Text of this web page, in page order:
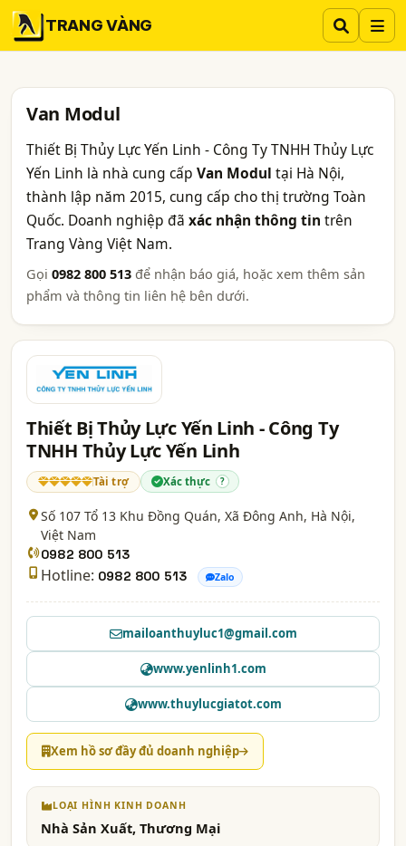
TRANG VÀNG
Van Modul
Thiết Bị Thủy Lực Yến Linh - Công Ty TNHH Thủy Lực
Yến Linh là nhà cung cấp Van Modul tại Hà Nội,
thành lập năm 2015, cung cấp cho thị trường Toàn
Quốc. Doanh nghiệp đã xác nhận thông tin trên
Trang Vàng Việt Nam.
Gọi 0982 800 513 để nhận báo giá, hoặc xem thêm sản
phẩm và thông tin liên hệ bên dưới.
Thiết Bị Thủy Lực Yến Linh - Công Ty
TNHH Thủy Lực Yến Linh
Tài trợ Xác thực ?
Số 107 Tổ 13 Khu Đồng Quán, Xã Đông Anh, Hà Nội,
Việt Nam
0982 800 513
Hotline: 0982 800 513 Zalo
mailoanthuyluc1@gmail.com
www.yenlinh1.com
www.thuylucgiatot.com
Xem hồ sơ đầy đủ doanh nghiệp
LOẠI HÌNH KINH DOANH
Nhà Sản Xuất, Thương Mại